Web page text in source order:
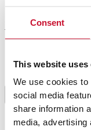
Consent
This website uses
We use cookies
social media
share information
media,
1
cova no
mexendo
massa